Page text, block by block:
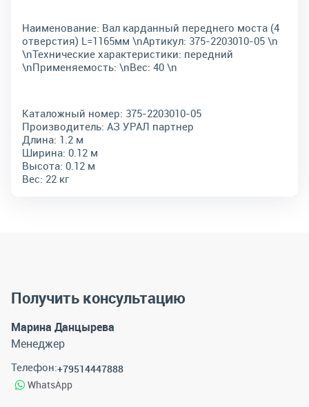
Наименование: Вал карданный переднего моста (4
отверстия) L=1165мм \nАртикул: 375-2203010-05 \n
\nТехнические характеристики: передний
\nПрименяемость: \nВес: 40 \n
Каталожный номер: 375-2203010-05
Производитель: АЗ УРАЛ партнер
Длина: 1.2 м
Ширина: 0.12 м
Высота: 0.12 м
Вес: 22 кг
Получить консультацию
Марина Данцырева
Менеджер
Телефон:+79514447888
WhatsApp